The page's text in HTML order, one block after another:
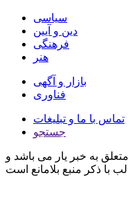
سیاسی
دین و آیین
فرهنگی
هنر
بازار و آگهی
فناوری
تماس با ما و تبلیغات
جستجو
به خبر یار می باشد و